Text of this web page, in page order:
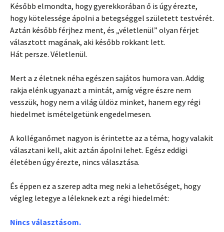
Később elmondta, hogy gyerekkorában ő is úgy érezte,
hogy kötelessége ápolni a betegséggel született testvérét.
Aztán később férjhez ment, és „véletlenül” olyan férjet
választott magának, aki később rokkant lett.
Hát persze. Véletlenül.
Mert a z életnek néha egészen sajátos humora van. Addig
rakja elénk ugyanazt a mintát, amíg végre észre nem
vesszük, hogy nem a világ üldöz minket, hanem egy régi
hiedelmet ismételgetünk engedelmesen.
A kolléganőmet nagyon is érintette az a téma, hogy valakit
választani kell, akit aztán ápolni lehet. Egész eddigi
életében úgy érezte, nincs választása.
És éppen ez a szerep adta meg neki a lehetőséget, hogy
végleg letegye a léleknek ezt a régi hiedelmét:
Nincs választásom.